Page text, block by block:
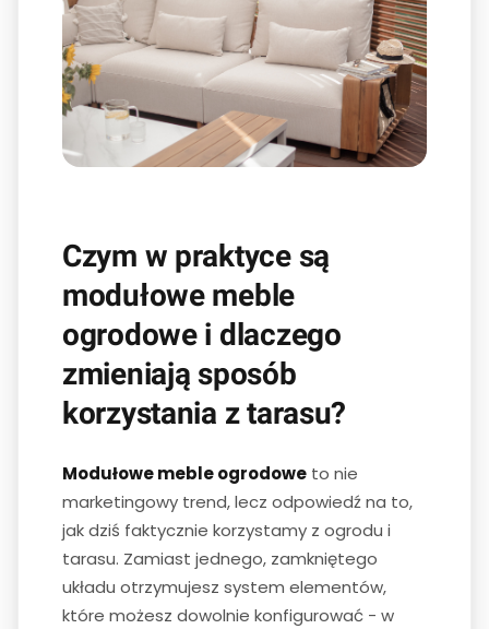
Czym w praktyce są
modułowe meble
ogrodowe i dlaczego
zmieniają sposób
korzystania z tarasu?
Modułowe meble ogrodowe to nie
marketingowy trend, lecz odpowiedź na to,
jak dziś faktycznie korzystamy z ogrodu i
tarasu. Zamiast jednego, zamkniętego
układu otrzymujesz system elementów,
które możesz dowolnie konfigurować - w